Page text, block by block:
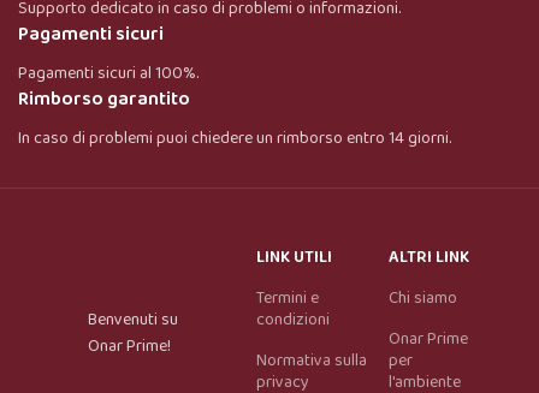
Supporto dedicato in caso di problemi o informazioni.
Pagamenti sicuri
Pagamenti sicuri al 100%.
Rimborso garantito
In caso di problemi puoi chiedere un rimborso entro 14 giorni.
Benvenuti su
Onar Prime!
LINK UTILI
Termini e
condizioni
Normativa sulla
privacy
ALTRI LINK
Chi siamo
Onar Prime
per
l'ambiente